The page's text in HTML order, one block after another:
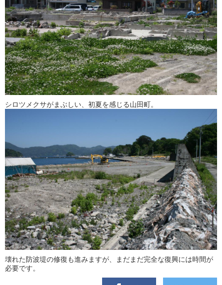
シロツメクサがまぶしい、初夏を感じる山田町。
壊れた防波堤の修復も進みますが、まだまだ完全な復興には時間が
必要です。